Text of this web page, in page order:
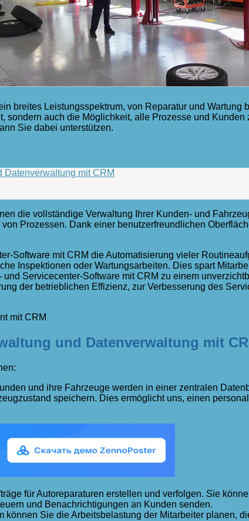
breites Leistungsspektrum, von Reparatur und
sondern auch die Möglichkeit, alle Prozesse und
Sie dabei unterstützen.
Datenverwaltung mit CRM
die vollständige Verwaltung Ihrer Kunden- und
Prozessen. Dank einer benutzerfreundlichen
Software mit CRM die Automatisierung vieler
Inspektionen oder Wartungsarbeiten. Dies spart
Servicecenter-Software mit CRM zu einem
der betrieblichen Effizienz, zur Verbesserung des
mit CRM
und Datenverwaltung mit
und ihre Fahrzeuge werden in einer zentralen
speichern. Dies ermöglicht uns, einen
für Autoreparaturen erstellen und verfolgen. Sie
und Benachrichtigungen an Kunden senden.
können Sie die Arbeitsbelastung der Mitarbeiter planen,